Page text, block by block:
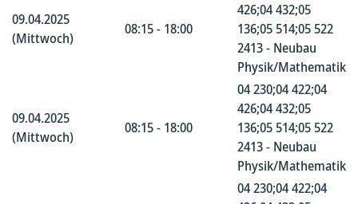
09.04.2025
(Mittwoch)
08:15 - 18:00
426;04 432;05
136;05 514;05 522
2413 - Neubau
Physik/Mathematik
09.04.2025
(Mittwoch)
08:15 - 18:00
04 230;04 422;04
426;04 432;05
136;05 514;05 522
2413 - Neubau
Physik/Mathematik
04 230;04 422;04